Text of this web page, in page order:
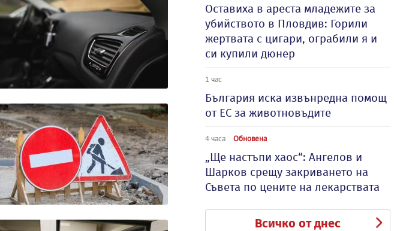
Оставиха в ареста младежите за
убийството в Пловдив: Горили
жертвата с цигари, ограбили я и
си купили дюнер
1 час
България иска извънредна помощ
от ЕС за животновъдите
4 часа Обновена
„Ще настъпи хаос“: Ангелов и
Шарков срещу закриването на
Съвета по цените на лекарствата
Всичко от днес